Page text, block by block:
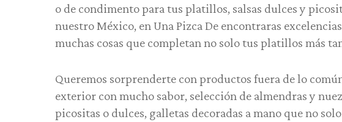
o de condimento para tus platillos, salsas dulces y
nuestro México, en Una Pizca De encontraras
muchas cosas que completan no solo tus platillos más
Queremos sorprenderte con productos fuera de lo
exterior con mucho sabor, selección de almendras y
picositas o dulces, galletas decoradas a mano que no